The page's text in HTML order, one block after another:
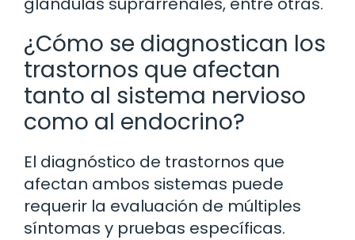
¿Cómo se diagnostican los
trastornos que afectan
tanto al sistema nervioso
como al endocrino?
El diagnóstico de trastornos que
afectan ambos sistemas puede
requerir la evaluación de múltiples
síntomas y pruebas específicas.